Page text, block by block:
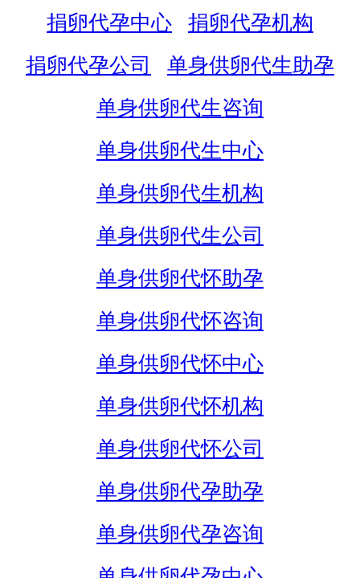
捐卵代孕中心
捐卵代孕机构
捐卵代孕公司
单身供卵代生助孕
单身供卵代生咨询
单身供卵代生中心
单身供卵代生机构
单身供卵代生公司
单身供卵代怀助孕
单身供卵代怀咨询
单身供卵代怀中心
单身供卵代怀机构
单身供卵代怀公司
单身供卵代孕助孕
单身供卵代孕咨询